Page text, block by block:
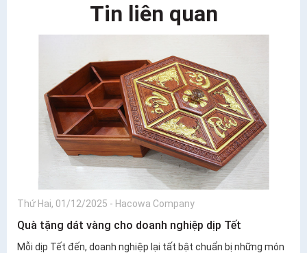
Tin liên quan
Thứ Hai, 01/12/2025 - Hacowa Company
Quà tặng dát vàng cho doanh nghiệp dịp Tết
Mỗi dịp Tết đến, doanh nghiệp lại tất bật chuẩn bị những món